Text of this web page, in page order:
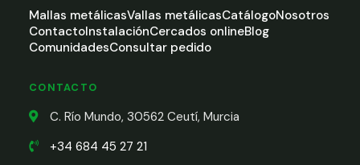
Mallas metálicasVallas metálicasCatálogoNosotros
ContactoInstalaciónCercados onlineBlog
ComunidadesConsultar pedido
CONTACTO
C. Río Mundo, 30562 Ceutí, Murcia
+34 684 45 27 21